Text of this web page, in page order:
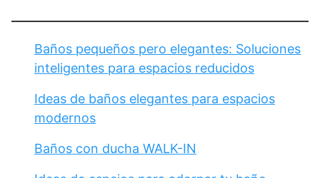
Baños pequeños pero elegantes: Soluciones
inteligentes para espacios reducidos
Ideas de baños elegantes para espacios
modernos
Baños con ducha WALK-IN